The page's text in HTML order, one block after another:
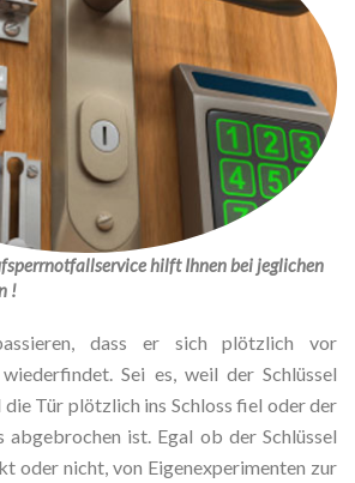
hilft Ihnen bei jeglichen
!
dass er sich plötzlich vor
Sei es, weil der Schlüssel
Tür plötzlich ins Schloss fiel oder der
abgebrochen ist. Egal ob der Schlüssel
oder nicht, von Eigenexperimenten zur